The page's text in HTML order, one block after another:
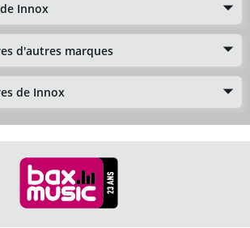
Innox
d'autres marques
de Innox